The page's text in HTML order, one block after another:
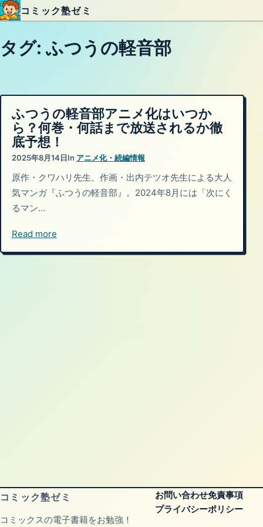
内容をスキップ
コミック塾ゼミ
タグ: ふつうの軽音部
ふつうの軽音部アニメ化はいつか
ら？何巻・何話まで放送されるか徹
底予想！
2025年8月14日In アニメ化・続編情報
原作・クワハリ先生、作画・出内テツオ先生による大人
気マンガ『ふつうの軽音部』。2024年8月には「次にく
るマン…
Read more
コミック塾ゼミ
コミックスの電子書籍をお勉強！
お問い合わせ免責事項
プライバシーポリシー